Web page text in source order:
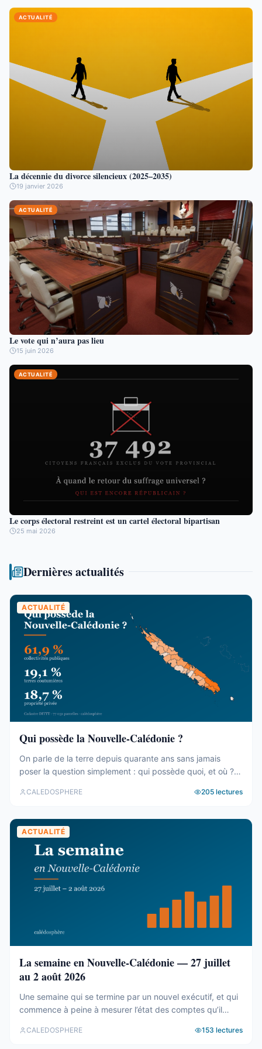
ACTUALITÉ
La décennie du divorce silencieux (2025–2035)
19 janvier 2026
ACTUALITÉ
Le vote qui n’aura pas lieu
15 juin 2026
ACTUALITÉ
Le corps électoral restreint est un cartel électoral bipartisan
25 mai 2026
Dernières actualités
ACTUALITÉ
Qui possède la Nouvelle-Calédonie ?
On parle de la terre depuis quarante ans sans jamais
poser la question simplement : qui possède quoi, et où ?
agrégé ses 77 031 parcelles. Le résultat tient en trois
CALEDOSPHERE 205 lectures
ACTUALITÉ
La semaine en Nouvelle-Calédonie — 27 juillet
au 2 août 2026
Une semaine qui se termine par un nouvel exécutif, et qui
commence à peine à mesurer l’état des comptes qu’il
gouvernement, et des comptes qui coincent C’est fait. Le
CALEDOSPHERE 153 lectures